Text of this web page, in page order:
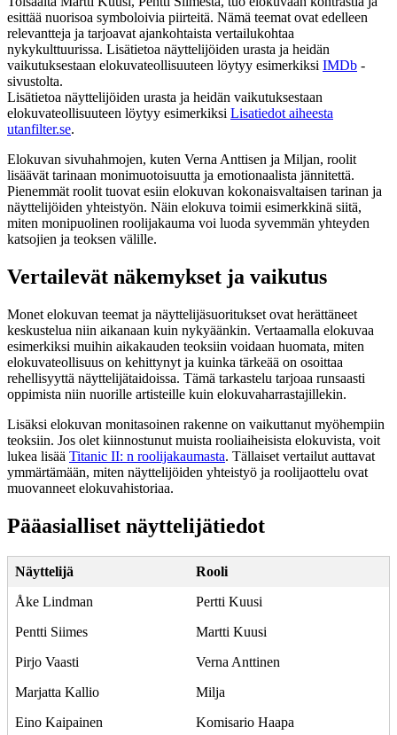
esittää nuorisoa symboloivia piirteitä. Nämä teemat ovat edelleen
relevantteja ja tarjoavat ajankohtaista vertailukohtaa
nykykulttuurissa. Lisätietoa näyttelijöiden urasta ja heidän
vaikutuksestaan elokuvateollisuuteen löytyy esimerkiksi IMDb -
sivustolta.
Lisätietoa näyttelijöiden urasta ja heidän vaikutuksestaan
elokuvateollisuuteen löytyy esimerkiksi Lisatiedot aiheesta
utanfilter.se.
Elokuvan sivuhahmojen, kuten Verna Anttisen ja Miljan, roolit
lisäävät tarinaan monimuotoisuutta ja emotionaalista jännitettä.
Pienemmät roolit tuovat esiin elokuvan kokonaisvaltaisen tarinan ja
näyttelijöiden yhteistyön. Näin elokuva toimii esimerkkinä siitä,
miten monipuolinen roolijakauma voi luoda syvemmän yhteyden
katsojien ja teoksen välille.
Vertailevät näkemykset ja vaikutus
Monet elokuvan teemat ja näyttelijäsuoritukset ovat herättäneet
keskustelua niin aikanaan kuin nykyäänkin. Vertaamalla elokuvaa
esimerkiksi muihin aikakauden teoksiin voidaan huomata, miten
elokuvateollisuus on kehittynyt ja kuinka tärkeää on osoittaa
rehellisyyttä näyttelijätaidoissa. Tämä tarkastelu tarjoaa runsaasti
oppimista niin nuorille artisteille kuin elokuvaharrastajillekin.
Lisäksi elokuvan monitasoinen rakenne on vaikuttanut myöhempiin
teoksiin. Jos olet kiinnostunut muista rooliaiheisista elokuvista, voit
lukea lisää Titanic II: n roolijakaumasta. Tällaiset vertailut auttavat
ymmärtämään, miten näyttelijöiden yhteistyö ja roolijaottelu ovat
muovanneet elokuvahistoriaa.
Pääasialliset näyttelijätiedot
Näyttelijä
Rooli
Åke Lindman
Pertti Kuusi
Pentti Siimes
Martti Kuusi
Pirjo Vaasti
Verna Anttinen
Marjatta Kallio
Milja
Eino Kaipainen
Komisario Haapa